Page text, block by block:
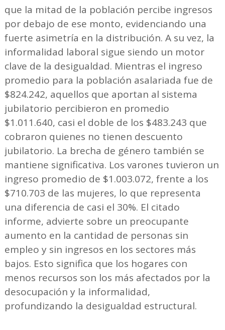
que la mitad de la población percibe ingresos
por debajo de ese monto, evidenciando una
fuerte asimetría en la distribución. A su vez, la
informalidad laboral sigue siendo un motor
clave de la desigualdad. Mientras el ingreso
promedio para la población asalariada fue de
$824.242, aquellos que aportan al sistema
jubilatorio percibieron en promedio
$1.011.640, casi el doble de los $483.243 que
cobraron quienes no tienen descuento
jubilatorio. La brecha de género también se
mantiene significativa. Los varones tuvieron un
ingreso promedio de $1.003.072, frente a los
$710.703 de las mujeres, lo que representa
una diferencia de casi el 30%. El citado
informe, advierte sobre un preocupante
aumento en la cantidad de personas sin
empleo y sin ingresos en los sectores más
bajos. Esto significa que los hogares con
menos recursos son los más afectados por la
desocupación y la informalidad,
profundizando la desigualdad estructural.